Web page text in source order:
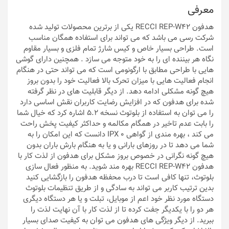
معرفی
هدفون RECCI REP-W42 یکی از برترین محصولات تولید شده
شرکت رسی می باشد که می تواند برای استفاده همگان مناسب
است. طراحی بسیار خاص و کیس شارژ تمام فلزی و بسیار مقاوم
نگاه هر بیننده ای را به خود متوجه می سازد . همچنین دارای گوشی
هایی با طراحی مطابق با ارگونومی است که می تواند حتی در هنگام
انجام فعالیت هایی با میزان تحرک بالا فعالیت خود را بدون بروز
هیچ گونه مشکلی ادامه دهد. از دیگر قابلیت های در نظر گرفته
شده برای هدفون که در افزایش رضایت کاربران نقش اساسی دارد
را می توان به استفاده از بلوتوث نسخه 5.2 اشاره کرد که خیال شما
را بابت عدم تاخیر در همگام مکالمه و حداکثر کیفیت پخش راحت
می کند ، بهره مندی از گواهی IPX 0 دانست که این امکان را به
شما می دهد تا در روزهای بارانی و یا به هنگام بارش باران بدون
هیچ گونه نگرانی در خصوص بروز مشکل برای هدفون از لذت کار با
هدفون RECCI REP-W42 بهره مند شوید. به منظور فعال سازی
بلوتوث، تنها کافی است تا درب محفظه هدفون را بازگشایی کنید
بدین ترتیب کاربر می تواند به سادگی و از طریق تنظیمات بلوتوث
دستگاه مورد نظر خود اعم از موبایل، تبلت و یا هر دستگاه دیگری
هر دو را با یکدیگر جفت کرده تا از لذت کار با آن نهایت لذت را
ببرید. از دیگر ویژگی های هدفون می توان به کیفیت صدای بسیار